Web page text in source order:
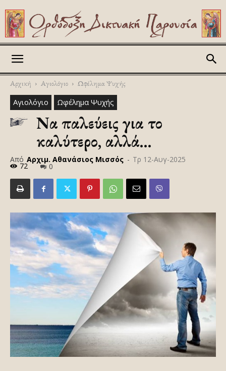
Αρχική Αγιολόγιο Ωφέλημα Ψυχής
Αγιολόγιο Ωφέλημα Ψυχής
Να παλεύεις για το
καλύτερο, αλλά…
Από Αρχιμ. Αθανάσιος Μισσός - Τρ 12-Αυγ-2025
72 0